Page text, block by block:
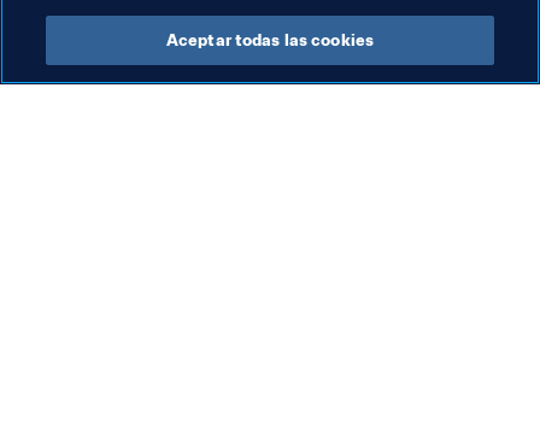
Aceptar todas las cookies